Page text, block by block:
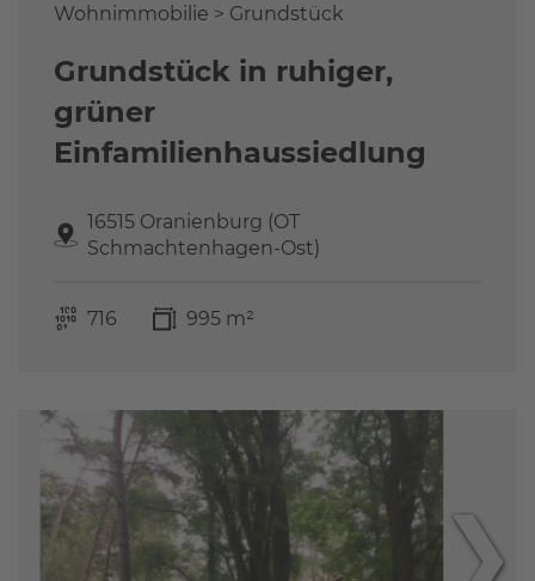
Leistungen
Stellenangebote
Kontakt
Wohnimmobilie > Grundstück
Grundstück in ruhiger,
grüner
Einfamilienhaussiedlung
16515 Oranienburg (OT
Schmachtenhagen-Ost)
716 995 m²
❯